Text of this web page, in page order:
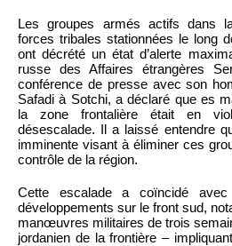
Les groupes armés actifs dans
forces tribales stationnées le long
ont décrété un état d’alerte
russe des Affaires étrangères
conférence de presse avec son
Safadi à Sotchi, a déclaré que es
la zone frontalière était en
désescalade. Il a laissé entendre
imminente visant à éliminer ces
contrôle de la région.
Cette escalade a coïncidé
développements sur le front sud,
manœuvres militaires de trois
jordanien de la frontière –